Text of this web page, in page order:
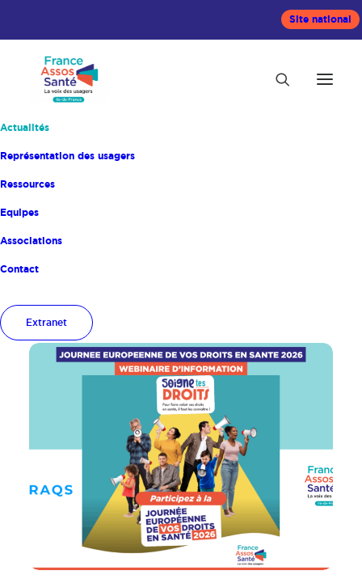
Site national
Actualités
Représentation des usagers
Ressources
Equipes
Associations
Contact
Extranet
France Assos Santé
Ile-de-France